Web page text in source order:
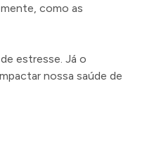
como as
estresse. Já o
nossa saúde de